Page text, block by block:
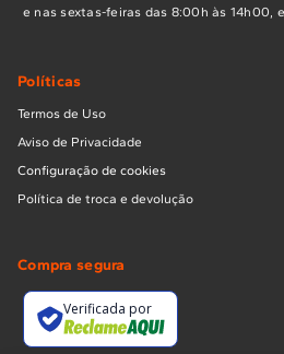
e nas sextas-feiras das 8:00h às 14h00,
Políticas
Termos de Uso
Aviso de Privacidade
Configuração de cookies
Política de troca e devolução
Compra segura
Verificada por